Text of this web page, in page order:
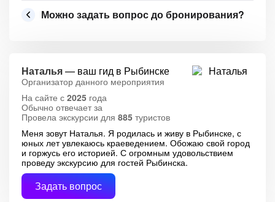
Можно задать вопрос до бронирования?
Наталья— ваш гид в Рыбинске
Организатор данного мероприятия
На сайте с 2025 года
Обычно отвечает за
Провела экскурсии для 885 туристов
Меня зовут Наталья. Я родилась и живу в Рыбинске, с
юных лет увлекаюсь краеведением. Обожаю свой город
и горжусь его историей. С огромным удовольствием
проведу экскурсию для гостей Рыбинска.
Задать вопрос